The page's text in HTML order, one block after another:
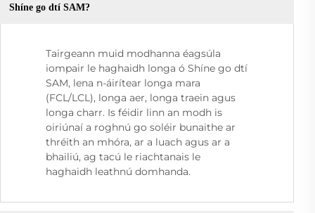
Shíne go dtí SAM?
Tairgeann muid modhanna éagsúla
iompair le haghaidh longa ó Shíne go dtí
SAM, lena n-áirítear longa mara
(FCL/LCL), longa aer, longa traein agus
longa charr. Is féidir linn an modh is
oiriúnaí a roghnú go soléir bunaithe ar
thréith an mhóra, ar a luach agus ar a
bhailiú, ag tacú le riachtanais le
haghaidh leathnú domhanda.